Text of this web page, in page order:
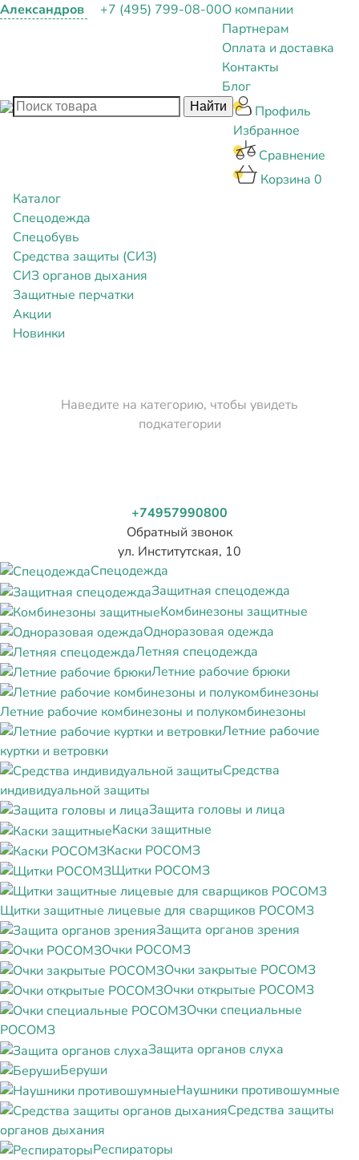
Александров +7 (495) 799-08-00О компании
Партнерам
Оплата и доставка
Контакты
Блог
Профиль
Избранное
Сравнение
Корзина 0
Каталог
Спецодежда
Спецобувь
Средства защиты (СИЗ)
СИЗ органов дыхания
Защитные перчатки
Акции
Новинки
Наведите на категорию, чтобы увидеть
подкатегории
+74957990800
Обратный звонок
ул. Институтская, 10
Спецодежда
Защитная спецодежда
Комбинезоны защитные
Одноразовая одежда
Летняя спецодежда
Летние рабочие брюки
Летние рабочие комбинезоны и полукомбинезоны
Летние рабочие
куртки и ветровки
Средства
индивидуальной защиты
Защита головы и лица
Каски защитные
Каски РОСОМЗ
Щитки РОСОМЗ
Щитки защитные лицевые для сварщиков РОСОМЗ
Защита органов зрения
Очки РОСОМЗ
Очки закрытые РОСОМЗ
Очки открытые РОСОМЗ
Очки специальные
РОСОМЗ
Защита органов слуха
Беруши
Наушники противошумные
Средства защиты
органов дыхания
Респираторы